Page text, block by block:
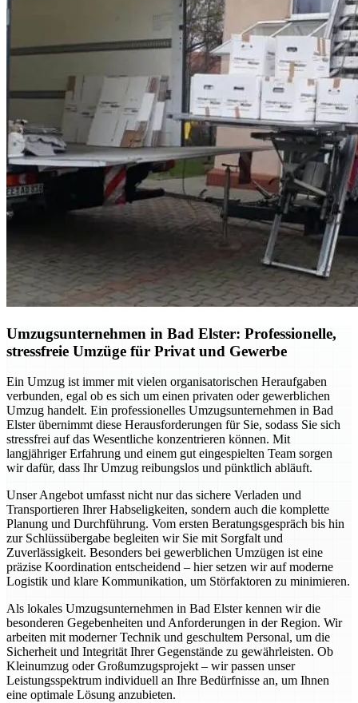
Umzugsunternehmen in Bad Elster: Professionelle,
stressfreie Umzüge für Privat und Gewerbe
Ein Umzug ist immer mit vielen organisatorischen Heraufgaben
verbunden, egal ob es sich um einen privaten oder gewerblichen
Umzug handelt. Ein professionelles Umzugsunternehmen in Bad
Elster übernimmt diese Herausforderungen für Sie, sodass Sie sich
stressfrei auf das Wesentliche konzentrieren können. Mit
langjähriger Erfahrung und einem gut eingespielten Team sorgen
wir dafür, dass Ihr Umzug reibungslos und pünktlich abläuft.
Unser Angebot umfasst nicht nur das sichere Verladen und
Transportieren Ihrer Habseligkeiten, sondern auch die komplette
Planung und Durchführung. Vom ersten Beratungsgespräch bis hin
zur Schlüssübergabe begleiten wir Sie mit Sorgfalt und
Zuverlässigkeit. Besonders bei gewerblichen Umzügen ist eine
präzise Koordination entscheidend – hier setzen wir auf moderne
Logistik und klare Kommunikation, um Störfaktoren zu minimieren.
Als lokales Umzugsunternehmen in Bad Elster kennen wir die
besonderen Gegebenheiten und Anforderungen in der Region. Wir
arbeiten mit moderner Technik und geschultem Personal, um die
Sicherheit und Integrität Ihrer Gegenstände zu gewährleisten. Ob
Kleinumzug oder Großumzugsprojekt – wir passen unser
Leistungsspektrum individuell an Ihre Bedürfnisse an, um Ihnen
eine optimale Lösung anzubieten.